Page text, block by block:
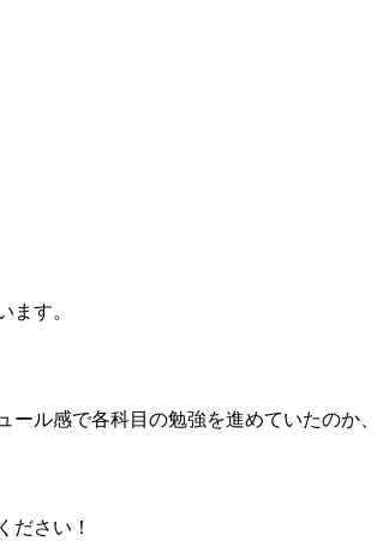
ます。
ル感で各科目の勉強を進めていたのか、
ださい！